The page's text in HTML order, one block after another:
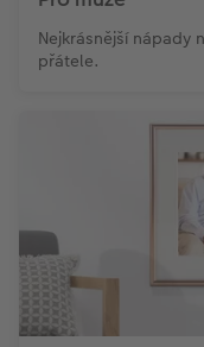
Nejkrásnější nápady
přátele.